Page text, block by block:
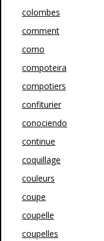
colombes
comment
como
compoteira
compotiers
confiturier
conociendo
continue
coquillage
couleurs
coupe
coupelle
coupelles